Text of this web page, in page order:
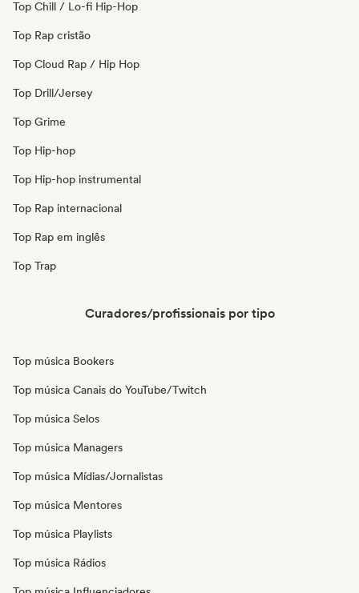
Top Chill / Lo-fi Hip-Hop
Top Rap cristão
Top Cloud Rap / Hip Hop
Top Drill/Jersey
Top Grime
Top Hip-hop
Top Hip-hop instrumental
Top Rap internacional
Top Rap em inglês
Top Trap
Curadores/profissionais por tipo
Top música Bookers
Top música Canais do YouTube/Twitch
Top música Selos
Top música Managers
Top música Mídias/Jornalistas
Top música Mentores
Top música Playlists
Top música Rádios